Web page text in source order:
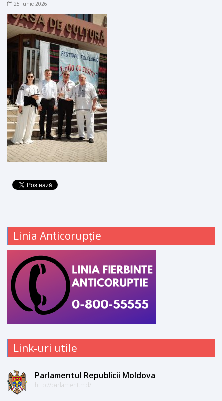
25 iunie 2026
Linia Anticorupție
Link-uri utile
Parlamentul Republicii Moldova
http://parlament.md/